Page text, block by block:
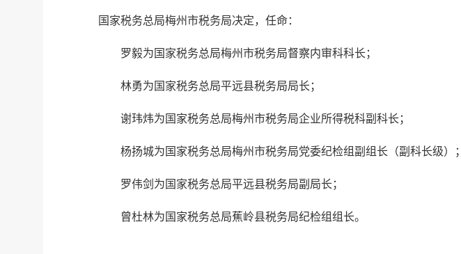
国家税务总局梅州市税务局决定，任命：
罗毅为国家税务总局梅州市税务局督察内审科科长；
林勇为国家税务总局平远县税务局局长；
谢玮炜为国家税务总局梅州市税务局企业所得税科副科长；
杨扬城为国家税务总局梅州市税务局党委纪检组副组长（副科长级）；
罗伟剑为国家税务总局平远县税务局副局长；
曾杜林为国家税务总局蕉岭县税务局纪检组组长。